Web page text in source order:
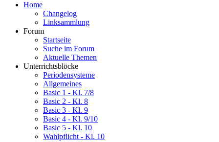
Home
Changelog
Linksammlung
Forum
Startseite
Suche im Forum
Aktuelle Themen
Unterrichtsblöcke
Periodensysteme
Allgemeines
Basic 1 - Kl. 7/8
Basic 2 - Kl. 8
Basic 3 - Kl. 9
Basic 4 - Kl. 9/10
Basic 5 - Kl. 10
Wahlpflicht - Kl. 10